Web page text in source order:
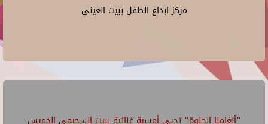
مركز ابداع الطفل ببيت العينى